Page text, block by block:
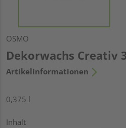
OSMO
Dekorwachs Creativ
Artikelinformationen
0,375 l
Inhalt